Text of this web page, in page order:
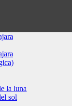
la luna
sol